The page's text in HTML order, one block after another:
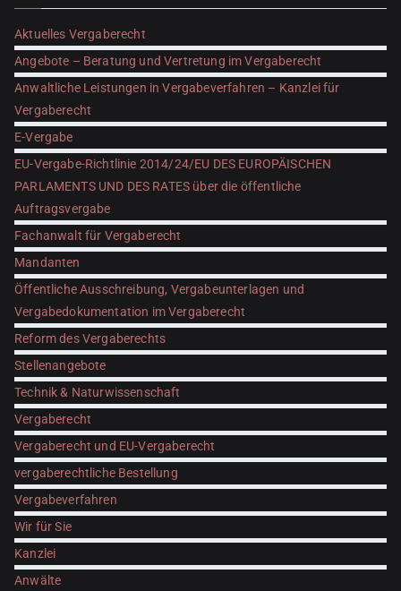
Aktuelles Vergaberecht
Angebote – Beratung und Vertretung im Vergaberecht
Anwaltliche Leistungen in Vergabeverfahren – Kanzlei für
Vergaberecht
E-Vergabe
EU-Vergabe-Richtlinie 2014/24/EU DES EUROPÄISCHEN
PARLAMENTS UND DES RATES über die öffentliche
Auftragsvergabe
Fachanwalt für Vergaberecht
Mandanten
Öffentliche Ausschreibung, Vergabeunterlagen und
Vergabedokumentation im Vergaberecht
Reform des Vergaberechts
Stellenangebote
Technik & Naturwissenschaft
Vergaberecht
Vergaberecht und EU-Vergaberecht
vergaberechtliche Bestellung
Vergabeverfahren
Wir für Sie
Kanzlei
Anwälte